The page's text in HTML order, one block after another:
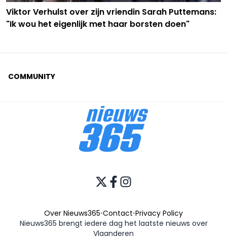
Viktor Verhulst over zijn vriendin Sarah Puttemans:
"Ik wou het eigenlijk met haar borsten doen"
COMMUNITY
Over Nieuws365•Contact•Privacy Policy
Nieuws365 brengt iedere dag het laatste nieuws over
Vlaanderen